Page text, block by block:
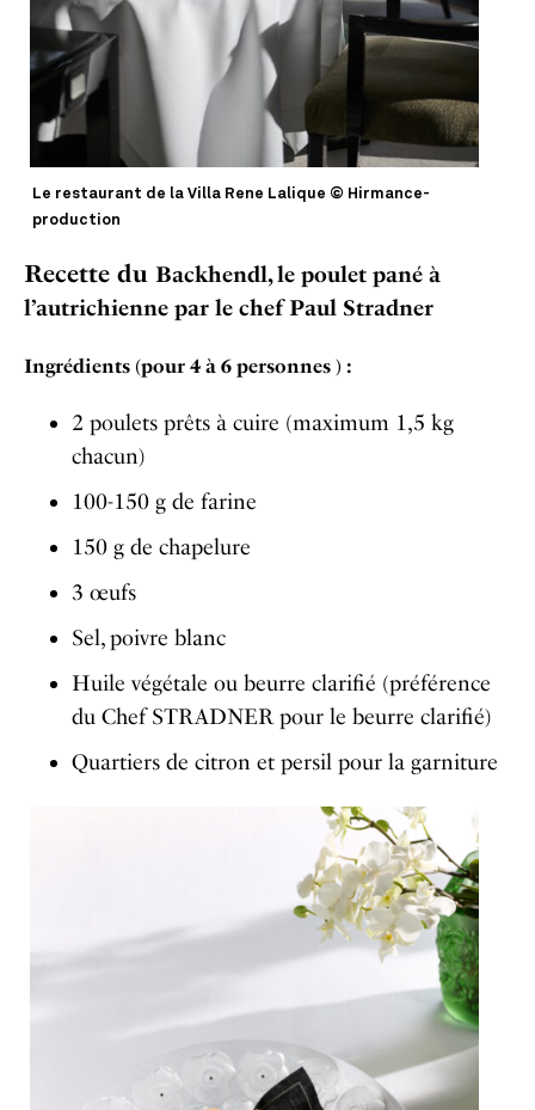
Le restaurant de la Villa Rene Lalique © Hirmance-
production
Recette du Backhendl, le poulet pané à
l’autrichienne par le chef Paul Stradner
Ingrédients (pour 4 à 6 personnes ) :
2 poulets prêts à cuire (maximum 1,5 kg
chacun)
100-150 g de farine
150 g de chapelure
3 œufs
Sel, poivre blanc
Huile végétale ou beurre clarifié (préférence
du Chef STRADNER pour le beurre clarifié)
Quartiers de citron et persil pour la garniture